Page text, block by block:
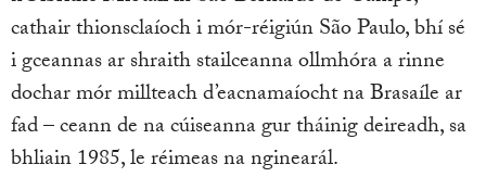
cathair thionsclaíoch i mór-réigiún São Paulo, bhí sé
i gceannas ar shraith stailceanna ollmhóra a rinne
dochar mór millteach d’eacnamaíocht na Brasaíle ar
fad – ceann de na cúiseanna gur tháinig deireadh, sa
bhliain 1985, le réimeas na nginearál.